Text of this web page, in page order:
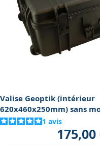
Valise Geoptik (intérieur
620x460x250mm) sans
1 avis
175,00